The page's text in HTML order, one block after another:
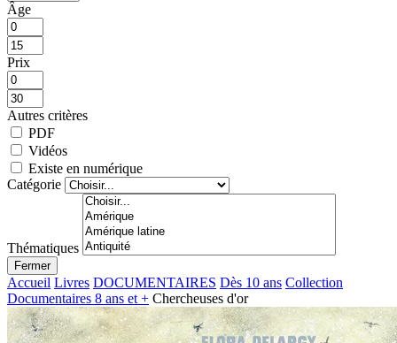
Âge
Prix
Autres critères
PDF
Vidéos
Existe en numérique
Catégorie
Thématiques
Fermer
Accueil Livres DOCUMENTAIRES Dès 10 ans Collection
Documentaires 8 ans et + Chercheuses d'or